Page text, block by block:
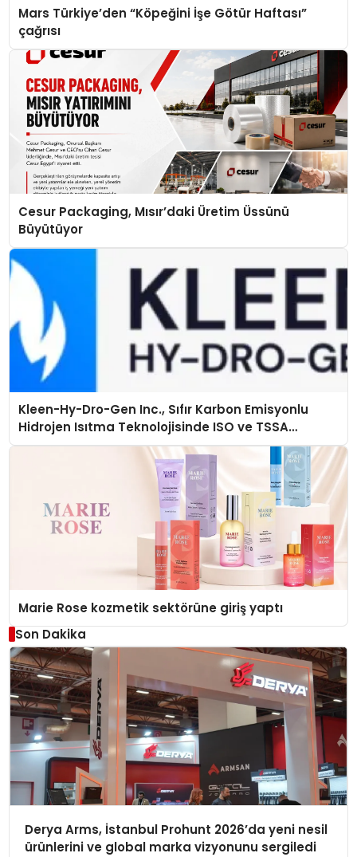
Mars Türkiye’den “Köpeğini İşe Götür Haftası”
çağrısı
Cesur Packaging, Mısır’daki Üretim Üssünü
Büyütüyor
Kleen-Hy-Dro-Gen Inc., Sıfır Karbon Emisyonlu
Hidrojen Isıtma Teknolojisinde ISO ve TSSA
Düzenleyici Onaylarını Aldı
Marie Rose kozmetik sektörüne giriş yaptı
Son Dakika
Derya Arms, İstanbul Prohunt 2026’da yeni nesil
ürünlerini ve global marka vizyonunu sergiledi